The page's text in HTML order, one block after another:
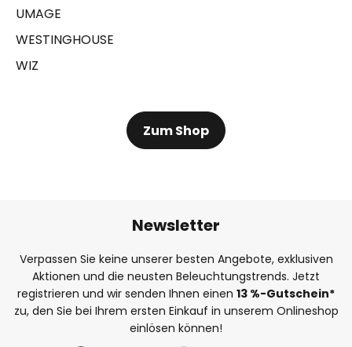
UMAGE
WESTINGHOUSE
WIZ
Zum Shop
Newsletter
Verpassen Sie keine unserer besten Angebote, exklusiven
Aktionen und die neusten Beleuchtungstrends. Jetzt
registrieren und wir senden Ihnen einen 13 %-Gutschein*
zu, den Sie bei Ihrem ersten Einkauf in unserem Onlineshop
einlösen können!